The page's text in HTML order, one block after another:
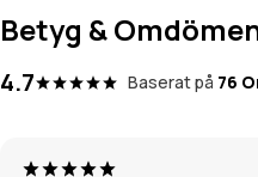
Betyg &
4.7 Baserat på 76